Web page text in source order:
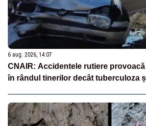
6 aug. 2026, 14:07
CNAIR: Accidentele rutiere
în rândul tinerilor decât tuberculoza